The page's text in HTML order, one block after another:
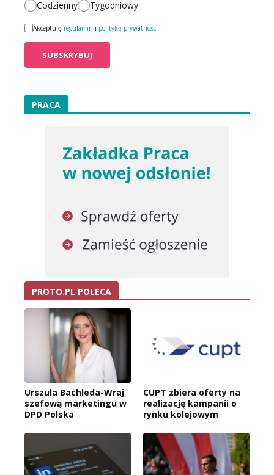
Codzienny Tygodniowy
Akceptuję regulamin i politykę prywatności
PRACA
PROTO.PL POLECA
Urszula Bachleda-Wraj
szefową marketingu w
DPD Polska
CUPT zbiera oferty na
realizację kampanii o
rynku kolejowym